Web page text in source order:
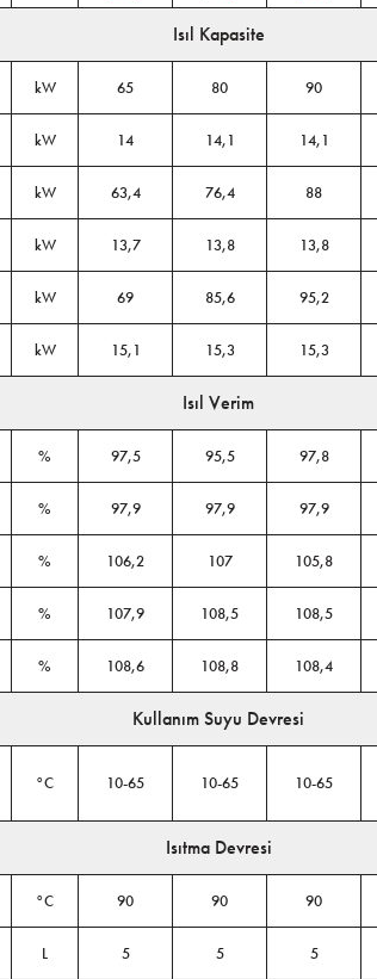
Isıl Kapasite
kW 65 80 90
kW 14 14,1 14,1
kW 63,4 76,4 88
kW 13,7 13,8 13,8
kW 69 85,6 95,2
kW 15,1 15,3 15,3
Isıl Verim
% 97,5 95,5 97,8
% 97,9 97,9 97,9
% 106,2 107 105,8
% 107,9 108,5 108,5
% 108,6 108,8 108,4
Kullanım Suyu Devresi
°C 10-65 10-65 10-65
Isıtma Devresi
°C 90 90 90
L 5 5 5